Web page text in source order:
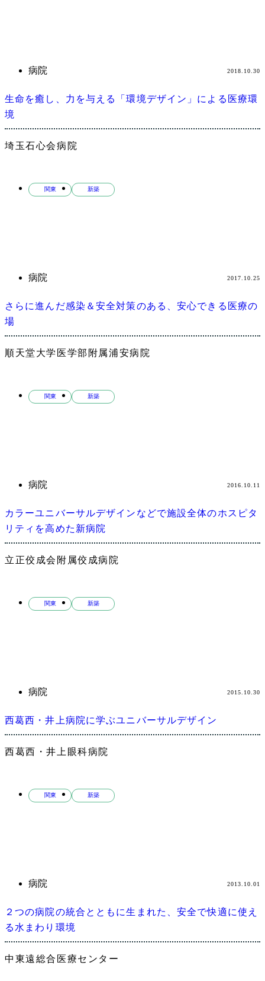
生命を癒し、力を与える「環境デザイン」による医療環
境
病院 2018.10.30
埼玉石心会病院
関東 新築
さらに進んだ感染＆安全対策のある、安心できる医療の
場
病院 2017.10.25
順天堂大学医学部附属浦安病院
関東 新築
カラーユニバーサルデザインなどで施設全体のホスピタ
リティを高めた新病院
病院 2016.10.11
立正佼成会附属佼成病院
関東 新築
西葛西・井上病院に学ぶユニバーサルデザイン
病院 2015.10.30
西葛西・井上眼科病院
関東 新築
２つの病院の統合とともに生まれた、安全で快適に使え
る水まわり環境
病院 2013.10.01
中東遠総合医療センター